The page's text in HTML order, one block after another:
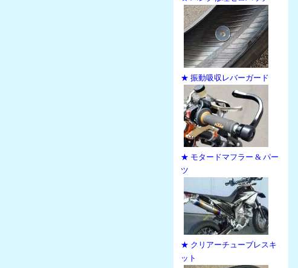
★ 振動吸収レバーガード
★ モタードマフラー & パー
ツ
★ クリアーチューブレスキ
ット